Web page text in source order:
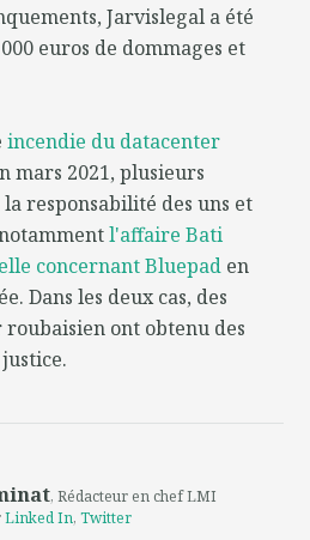
Jarvislegal a été
euros de dommages et
incendie du datacenter
mars 2021, plusieurs
responsabilité des uns et
l'affaire Bati
concernant Bluepad en
Dans les deux cas, des
ont obtenu des
, Rédacteur en chef LMI
Linked In,Twitter